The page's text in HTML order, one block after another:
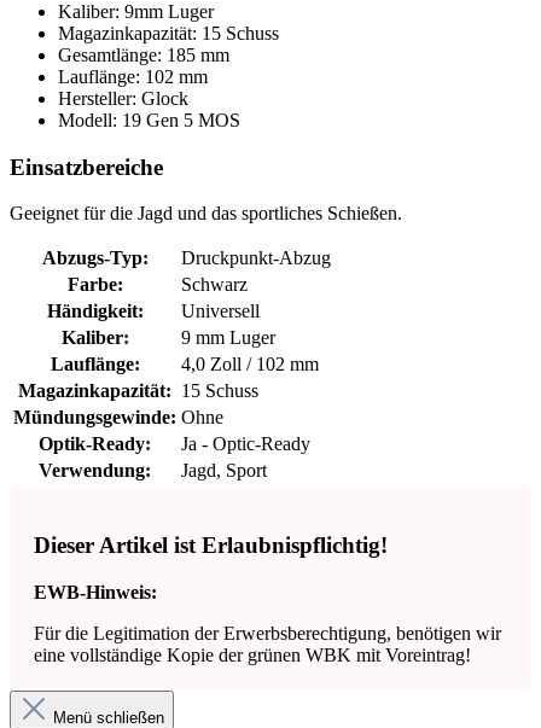
Kaliber: 9mm Luger
Magazinkapazität: 15 Schuss
Gesamtlänge: 185 mm
Lauflänge: 102 mm
Hersteller: Glock
Modell: 19 Gen 5 MOS
Einsatzbereiche
Geeignet für die Jagd und das sportliches Schießen.
Abzugs-Typ:
Druckpunkt-Abzug
Farbe:
Schwarz
Händigkeit:
Universell
Kaliber:
9 mm Luger
Lauflänge:
4,0 Zoll / 102 mm
Magazinkapazität: 15 Schuss
Mündungsgewinde: Ohne
Optik-Ready:
Ja - Optic-Ready
Verwendung:
Jagd, Sport
Dieser Artikel ist Erlaubnispflichtig!
EWB-Hinweis:
Für die Legitimation der Erwerbsberechtigung, benötigen wir
eine vollständige Kopie der grünen WBK mit Voreintrag!
Menü schließen